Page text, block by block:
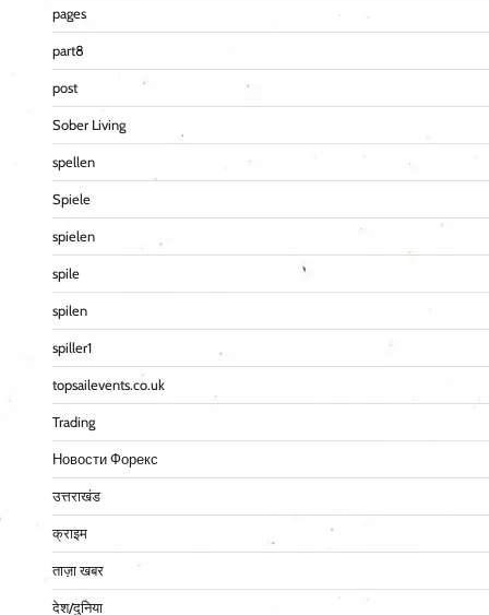
pages
part8
post
Sober Living
spellen
Spiele
spielen
spile
spilen
spiller1
topsailevents.co.uk
Trading
Новости Форекс
उत्तराखंड
क्राइम
ताज़ा खबर
देश/दुनिया